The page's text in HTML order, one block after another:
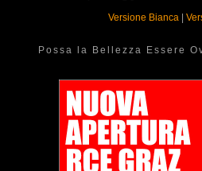
Versione Bianca
Possa la Bellezza Essere